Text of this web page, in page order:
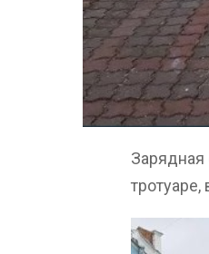
Зарядная